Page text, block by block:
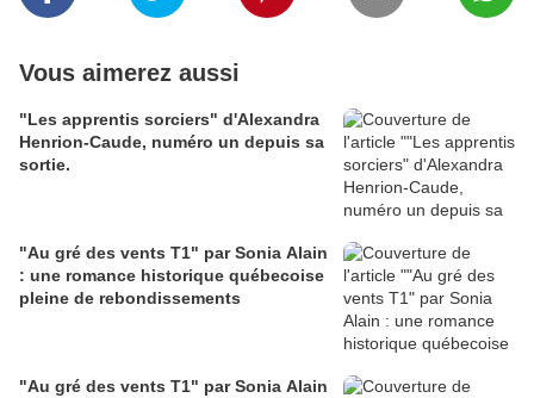
Vous aimerez aussi
"Les apprentis sorciers" d'Alexandra
Henrion-Caude, numéro un depuis sa
sortie.
"Au gré des vents T1" par Sonia Alain
: une romance historique québecoise
pleine de rebondissements
"Au gré des vents T1" par Sonia Alain